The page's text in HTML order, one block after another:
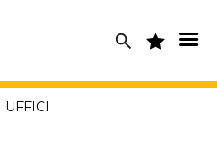
UFFICI